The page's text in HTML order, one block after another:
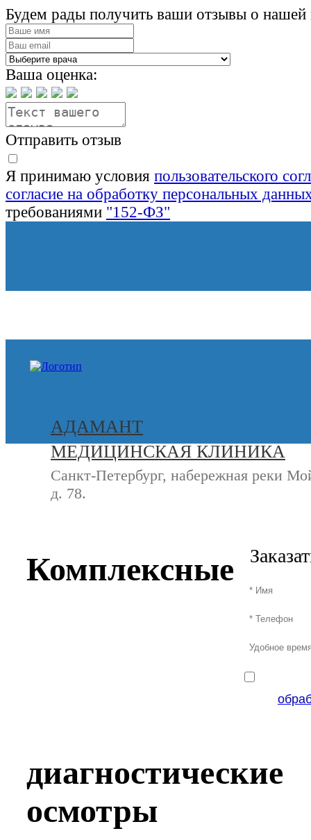
Будем рады получить ваши отзывы о нашей
Ваша оценка:
Отправить отзыв
Я принимаю условия пользовательского
согласие на обработку персональных
требованиями "152-ФЗ"
АДАМАНТ
МЕДИЦИНСКАЯ КЛИНИКА
Санкт-Петербург, набережная реки
д. 78.
Комплексные
диагностические
осмотры